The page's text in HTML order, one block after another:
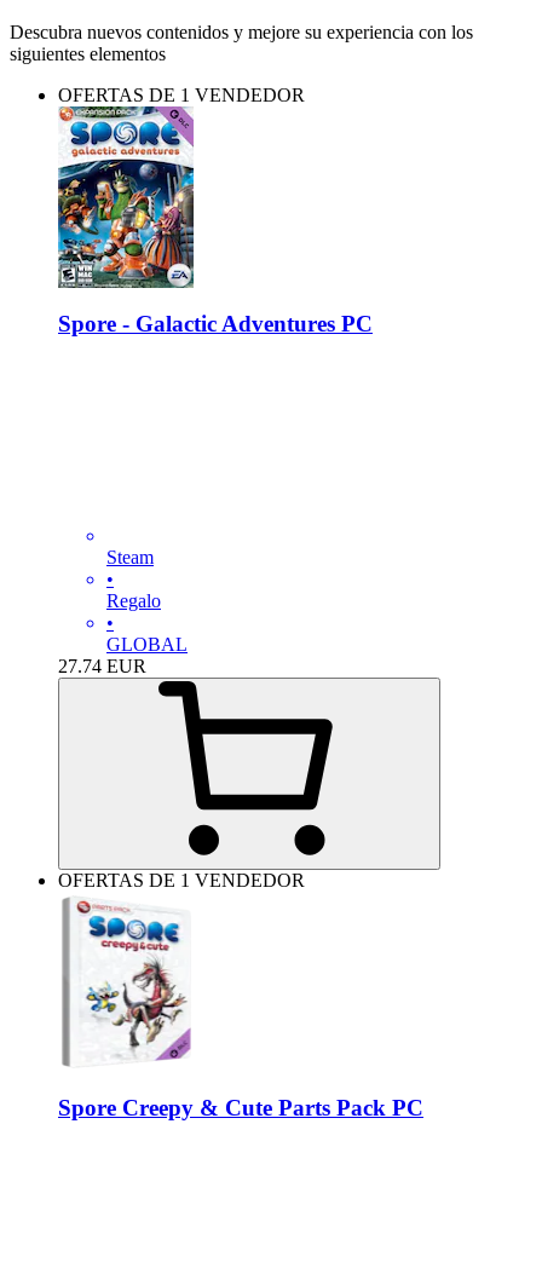
Descubra nuevos contenidos y mejore su experiencia con los
siguientes elementos
OFERTAS DE 1 VENDEDOR
Spore - Galactic Adventures PC
Steam
•
Regalo
•
GLOBAL
27.74 EUR
OFERTAS DE 1 VENDEDOR
Spore Creepy & Cute Parts Pack PC